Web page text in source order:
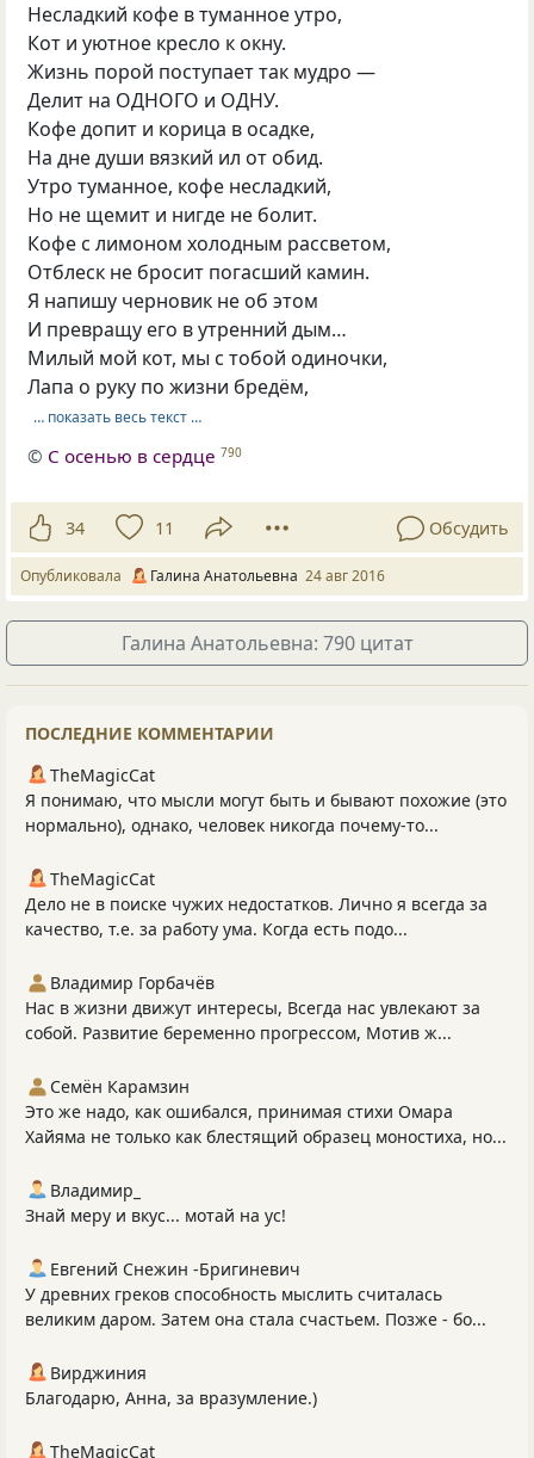
Несладкий кофе в туманное утро,
Кот и уютное кресло к окну.
Жизнь порой поступает так мудро —
Делит на ОДНОГО и ОДНУ.
Кофе допит и корица в осадке,
На дне души вязкий ил от обид.
Утро туманное, кофе несладкий,
Но не щемит и нигде не болит.
Кофе с лимоном холодным рассветом,
Отблеск не бросит погасший камин.
Я напишу черновик не об этом
И превращу его в утренний дым…
Милый мой кот, мы с тобой одиночки,
Лапа о руку по жизни бредём,
… показать весь текст …
© С осенью в сердце 790
34 11 Обсудить
Опубликовала Галина Анатольевна 24 авг 2016
Галина Анатольевна: 790 цитат
ПОСЛЕДНИЕ КОММЕНТАРИИ
TheMagicCat
Я понимаю, что мысли могут быть и бывают похожие (это
нормально), однако, человек никогда почему-то...
TheMagicCat
Дело не в поиске чужих недостатков. Лично я всегда за
качество, т.е. за работу ума. Когда есть подо...
Владимир Горбачёв
Нас в жизни движут интересы, Всегда нас увлекают за
собой. Развитие беременно прогрессом, Мотив ж...
Семён Карамзин
Это же надо, как ошибался, принимая стихи Омара
Хайяма не только как блестящий образец моностиха, но...
Владимир_
Знай меру и вкус... мотай на ус!
Евгений Снежин -Бригиневич
У древних греков способность мыслить считалась
великим даром. Затем она стала счастьем. Позже - бо...
Вирджиния
Благодарю, Анна, за вразумление.)
TheMagicCat